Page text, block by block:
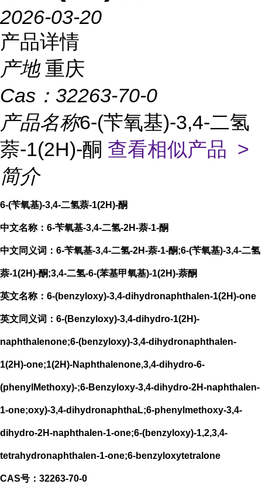
2026-03-20
产品详情
产地 重庆
Cas： 32263-70-0
产品名称6-(苄氧基)-3,4-二氢
萘-1(2H)-酮 查看相似产品 >
简介
6-(苄氧基)-3,4-二氢萘-1(2H)-酮
中文名称：6-苄氧基-3,4-二氢-2H-萘-1-酮
中文同义词：6-苄氧基-3,4-二氢-2H-萘-1-酮;6-(苄氧基)-3,4-二氢
萘-1(2H)-酮;3,4-二氢-6-(苯基甲氧基)-1(2H)-萘酮
英文名称：6-(benzyloxy)-3,4-dihydronaphthalen-1(2H)-one
英文同义词：6-(Benzyloxy)-3,4-dihydro-1(2H)-
naphthalenone;6-(benzyloxy)-3,4-dihydronaphthalen-
1(2H)-one;1(2H)-Naphthalenone,3,4-dihydro-6-
(phenylMethoxy)-;6-Benzyloxy-3,4-dihydro-2H-naphthalen-
1-one;oxy)-3,4-dihydronaphthaL;6-phenylmethoxy-3,4-
dihydro-2H-naphthalen-1-one;6-(benzyloxy)-1,2,3,4-
tetrahydronaphthalen-1-one;6-benzyloxytetralone
CAS号：32263-70-0